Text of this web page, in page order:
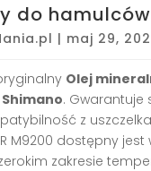
do
| maj 29,
Olej
. Gwarantuje
z
M9200 dostępny
zakresie